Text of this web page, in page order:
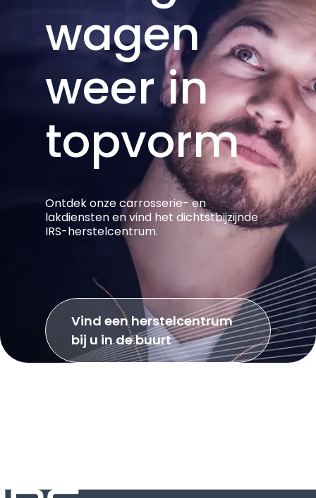
wagen
weer in
topvorm
Ontdek onze carrosserie- en
lakdiensten en vind het dichtstbijzijnde
IRS-herstelcentrum.
Vind een herstelcentrum
bij u in de buurt